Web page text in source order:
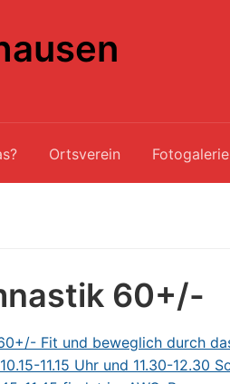
Ortsverein Fotogalerie
60+/-